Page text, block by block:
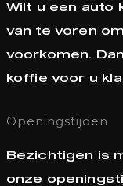
Wilt u een auto
van te voren
voorkomen.
koffie voor u
Openingstijden
Bezichtigen is
onze